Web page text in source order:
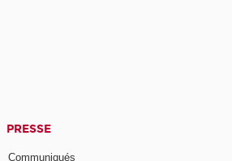
PRESSE
Communiqués